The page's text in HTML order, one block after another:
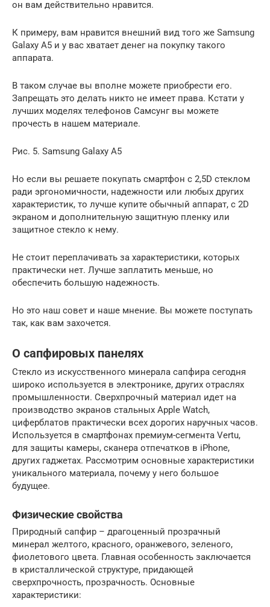
он вам действительно нравится.
К примеру, вам нравится внешний вид того же Samsung
Galaxy A5 и у вас хватает денег на покупку такого
аппарата.
В таком случае вы вполне можете приобрести его.
Запрещать это делать никто не имеет права. Кстати у
лучших моделях телефонов Самсунг вы можете
прочесть в нашем материале.
Рис. 5. Samsung Galaxy A5
Но если вы решаете покупать смартфон с 2,5D стеклом
ради эргономичности, надежности или любых других
характеристик, то лучше купите обычный аппарат, с 2D
экраном и дополнительную защитную пленку или
защитное стекло к нему.
Не стоит переплачивать за характеристики, которых
практически нет. Лучше заплатить меньше, но
обеспечить большую надежность.
Но это наш совет и наше мнение. Вы можете поступать
так, как вам захочется.
О сапфировых панелях
Стекло из искусственного минерала сапфира сегодня
широко используется в электронике, других отраслях
промышленности. Сверхпрочный материал идет на
производство экранов стальных Apple Watch,
циферблатов практически всех дорогих наручных часов.
Используется в смартфонах премиум-сегмента Vertu,
для защиты камеры, сканера отпечатков в iPhone,
других гаджетах. Рассмотрим основные характеристики
уникального материала, почему у него большое
будущее.
Физические свойства
Природный сапфир – драгоценный прозрачный
минерал желтого, красного, оранжевого, зеленого,
фиолетового цвета. Главная особенность заключается
в кристаллической структуре, придающей
сверхпрочность, прозрачность. Основные
характеристики: